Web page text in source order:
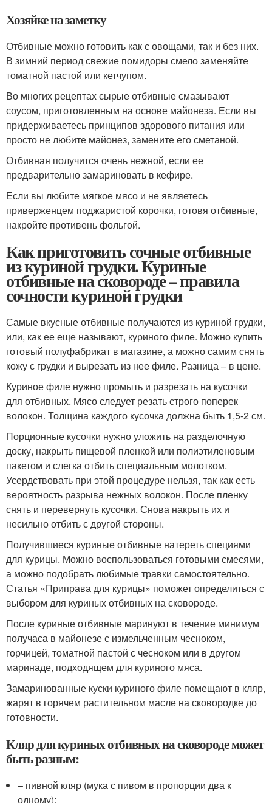
Хозяйке на заметку
Отбивные можно готовить как с овощами, так и без них.
В зимний период свежие помидоры смело заменяйте
томатной пастой или кетчупом.
Во многих рецептах сырые отбивные смазывают
соусом, приготовленным на основе майонеза. Если вы
придерживаетесь принципов здорового питания или
просто не любите майонез, замените его сметаной.
Отбивная получится очень нежной, если ее
предварительно замариновать в кефире.
Если вы любите мягкое мясо и не являетесь
приверженцем поджаристой корочки, готовя отбивные,
накройте противень фольгой.
Как приготовить сочные отбивные
из куриной грудки. Куриные
отбивные на сковороде – правила
сочности куриной грудки
Самые вкусные отбивные получаются из куриной грудки,
или, как ее еще называют, куриного филе. Можно купить
готовый полуфабрикат в магазине, а можно самим снять
кожу с грудки и вырезать из нее филе. Разница – в цене.
Куриное филе нужно промыть и разрезать на кусочки
для отбивных. Мясо следует резать строго поперек
волокон. Толщина каждого кусочка должна быть 1,5-2 см.
Порционные кусочки нужно уложить на разделочную
доску, накрыть пищевой пленкой или полиэтиленовым
пакетом и слегка отбить специальным молотком.
Усердствовать при этой процедуре нельзя, так как есть
вероятность разрыва нежных волокон. После пленку
снять и перевернуть кусочки. Снова накрыть их и
несильно отбить с другой стороны.
Получившиеся куриные отбивные натереть специями
для курицы. Можно воспользоваться готовыми смесями,
а можно подобрать любимые травки самостоятельно.
Статья «Приправа для курицы» поможет определиться с
выбором для куриных отбивных на сковороде.
После куриные отбивные маринуют в течение минимум
получаса в майонезе с измельченным чесноком,
горчицей, томатной пастой с чесноком или в другом
маринаде, подходящем для куриного мяса.
Замаринованные куски куриного филе помещают в кляр,
жарят в горячем растительном масле на сковородке до
готовности.
Кляр для куриных отбивных на сковороде может
быть разным:
– пивной кляр (мука с пивом в пропорции два к
одному);